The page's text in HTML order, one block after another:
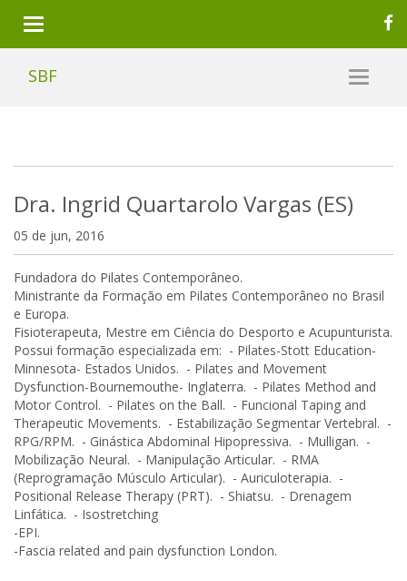
SBF
Dra. Ingrid Quartarolo Vargas (ES)
05 de jun, 2016
Fundadora do Pilates Contemporâneo.
Ministrante da Formação em Pilates Contemporâneo no Brasil
e Europa.
Fisioterapeuta, Mestre em Ciência do Desporto e Acupunturista.
Possui formação especializada em: - Pilates-Stott Education-
Minnesota- Estados Unidos. - Pilates and Movement
Dysfunction-Bournemouthe- Inglaterra. - Pilates Method and
Motor Control. - Pilates on the Ball. - Funcional Taping and
Therapeutic Movements. - Estabilização Segmentar Vertebral. -
RPG/RPM. - Ginástica Abdominal Hipopressiva. - Mulligan. -
Mobilização Neural. - Manipulação Articular. - RMA
(Reprogramação Músculo Articular). - Auriculoterapia. -
Positional Release Therapy (PRT). - Shiatsu. - Drenagem
Linfática. - Isostretching
-EPI.
-Fascia related and pain dysfunction London.